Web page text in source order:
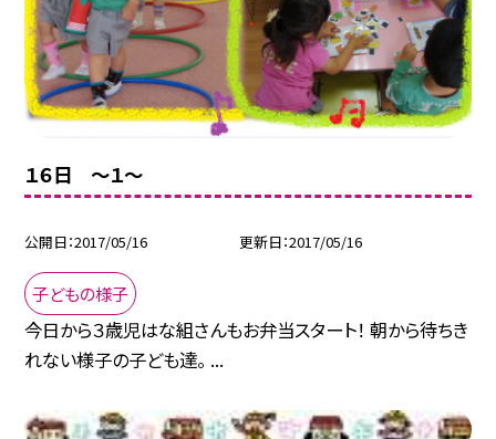
１６日 〜１〜
公開日 2017/05/16 更新日 2017/05/16
子どもの様子
今日から３歳児はな組さんもお弁当スタート！ 朝から待ちき
れない様子の子ども達。 ...